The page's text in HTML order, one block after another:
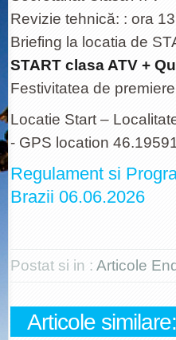
Revizie tehnică: : ora
Briefing la locatia de
START clasa ATV +
Festivitatea de
Locatie Start –
- GPS location
Regulament si
Brazii 06.06.2026
Postat si in : Articole
Articole similare: